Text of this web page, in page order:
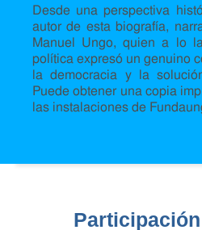
Desde una perspectiva
autor de esta biografía,
Manuel Ungo, quien a lo
política expresó un genuino
la democracia y la
Puede obtener una copia
las instalaciones de